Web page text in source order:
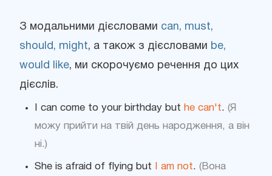
З модальними дієсловами can, must,
should, might, а також з дієсловами be,
would like, ми скорочуємо речення до цих
дієслів.
I can come to your birthday but he can't.(Я
можу прийти на твій день народження, а він
ні.)
She is afraid of flying but I am not.(Вона